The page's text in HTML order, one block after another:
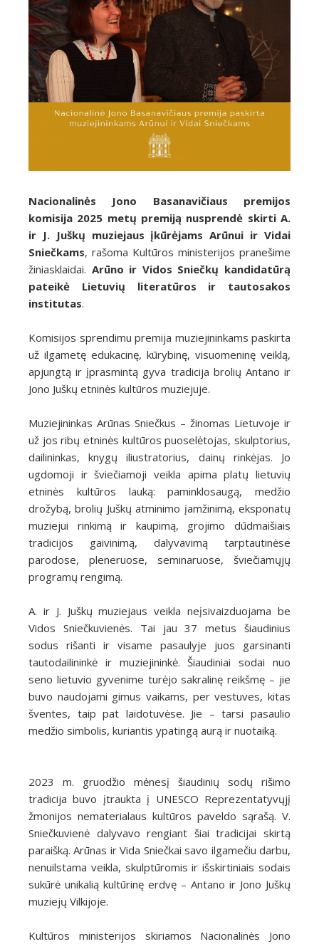
Nacionalinės Jono Basanavičiaus premijos
komisija 2025 metų premiją nusprendė skirti A.
ir J. Juškų muziejaus įkūrėjams Arūnui ir Vidai
Sniečkams, rašoma Kultūros ministerijos pranešime
žiniasklaidai. Arūno ir Vidos Sniečkų kandidatūrą
pateikė Lietuvių literatūros ir tautosakos
institutas.
Komisijos sprendimu premija muziejininkams paskirta
už ilgametę edukacinę, kūrybinę, visuomeninę veiklą,
apjungtą ir įprasmintą gyva tradicija brolių Antano ir
Jono Juškų etninės kultūros muziejuje.
Muziejininkas Arūnas Sniečkus – žinomas Lietuvoje ir
už jos ribų etninės kultūros puoselėtojas, skulptorius,
dailininkas, knygų iliustratorius, dainų rinkėjas. Jo
ugdomoji ir šviečiamoji veikla apima platų lietuvių
etninės kultūros lauką: paminklosaugą, medžio
drožybą, brolių Juškų atminimo įamžinimą, eksponatų
muziejui rinkimą ir kaupimą, grojimo dūdmaišiais
tradicijos gaivinimą, dalyvavimą tarptautinėse
parodose, pleneruose, seminaruose, šviečiamųjų
programų rengimą.
A. ir J. Juškų muziejaus veikla neįsivaizduojama be
Vidos Sniečkuvienės. Tai jau 37 metus šiaudinius
sodus rišanti ir visame pasaulyje juos garsinanti
tautodailininkė ir muziejininkė. Šiaudiniai sodai nuo
seno lietuvio gyvenime turėjo sakralinę reikšmę – jie
buvo naudojami gimus vaikams, per vestuves, kitas
šventes, taip pat laidotuvėse. Jie – tarsi pasaulio
medžio simbolis, kuriantis ypatingą aurą ir nuotaiką.
2023 m. gruodžio mėnesį šiaudinių sodų rišimo
tradicija buvo įtraukta į UNESCO Reprezentatyvųjį
žmonijos nematerialaus kultūros paveldo sąrašą. V.
Sniečkuvienė dalyvavo rengiant šiai tradicijai skirtą
paraišką. Arūnas ir Vida Sniečkai savo ilgamečiu darbu,
nenuilstama veikla, skulptūromis ir išskirtiniais sodais
sukūrė unikalią kultūrinę erdvę – Antano ir Jono Juškų
muziejų Vilkijoje.
Kultūros ministerijos skiriamos Nacionalinės Jono